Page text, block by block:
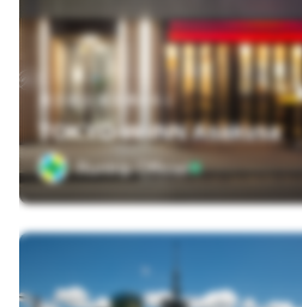
TOKYO-W-INN Asakusa
Runtrip Official